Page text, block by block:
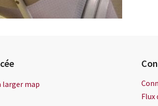
Flux